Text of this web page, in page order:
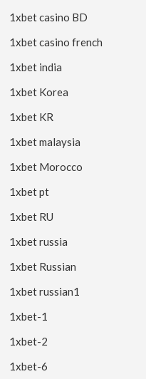
1xbet casino BD
1xbet casino french
1xbet india
1xbet Korea
1xbet KR
1xbet malaysia
1xbet Morocco
1xbet pt
1xbet RU
1xbet russia
1xbet Russian
1xbet russian1
1xbet-1
1xbet-2
1xbet-6